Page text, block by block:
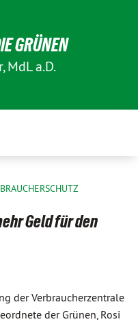
GRÜNEN
MdL a.D.
Geld für den
der Verbraucherzentrale
der Grünen, Rosi